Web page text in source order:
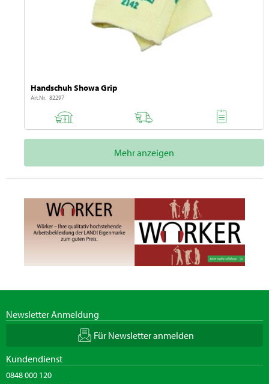
Handschuh Showa Grip
Art.Nr. 82297
Mehr anzeigen
Newsletter Anmeldung
Für Newsletter anmelden
Kundendienst
0848 000 120